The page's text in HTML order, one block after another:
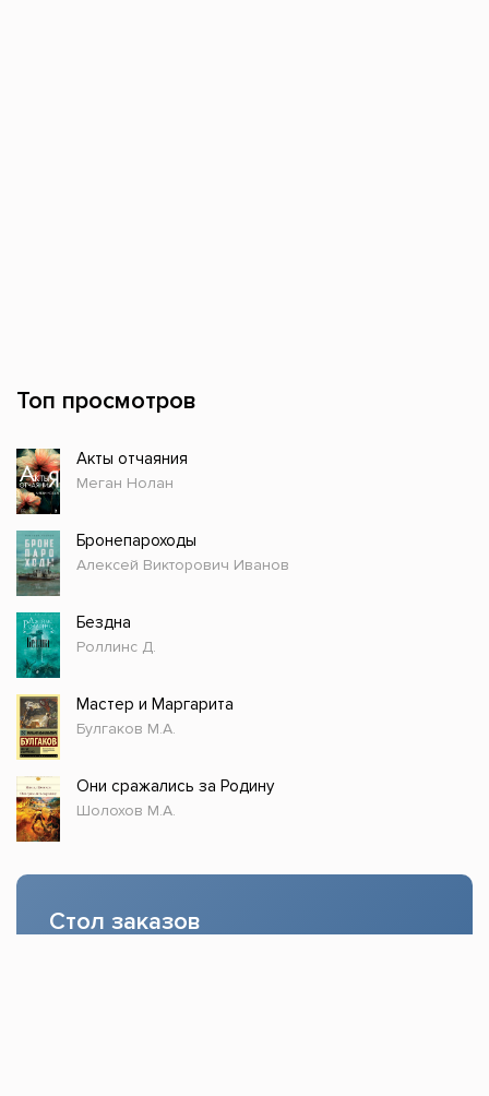
Топ просмотров
Акты отчаяния
Меган Нолан
Бронепароходы
Алексей Викторович Иванов
Бездна
Роллинс Д.
Мастер и Маргарита
Булгаков М.А.
Они сражались за Родину
Шолохов М.А.
Стол заказов